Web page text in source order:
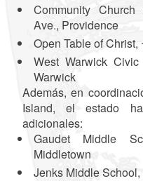
Community
Ave., Providence
Open Table of
West Warwick
Warwick
Además, en
Island, el estado
adicionales:
Gaudet Middle
Middletown
Jenks Middle